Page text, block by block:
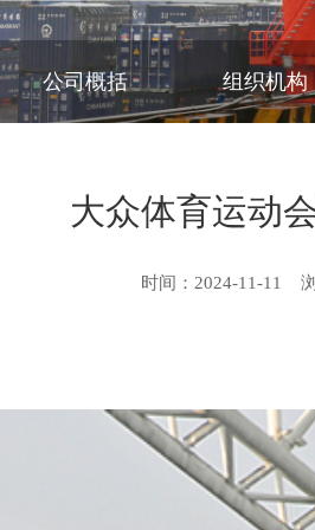
公司概括 组织机构
大众体育运动
时间：2024-11-11